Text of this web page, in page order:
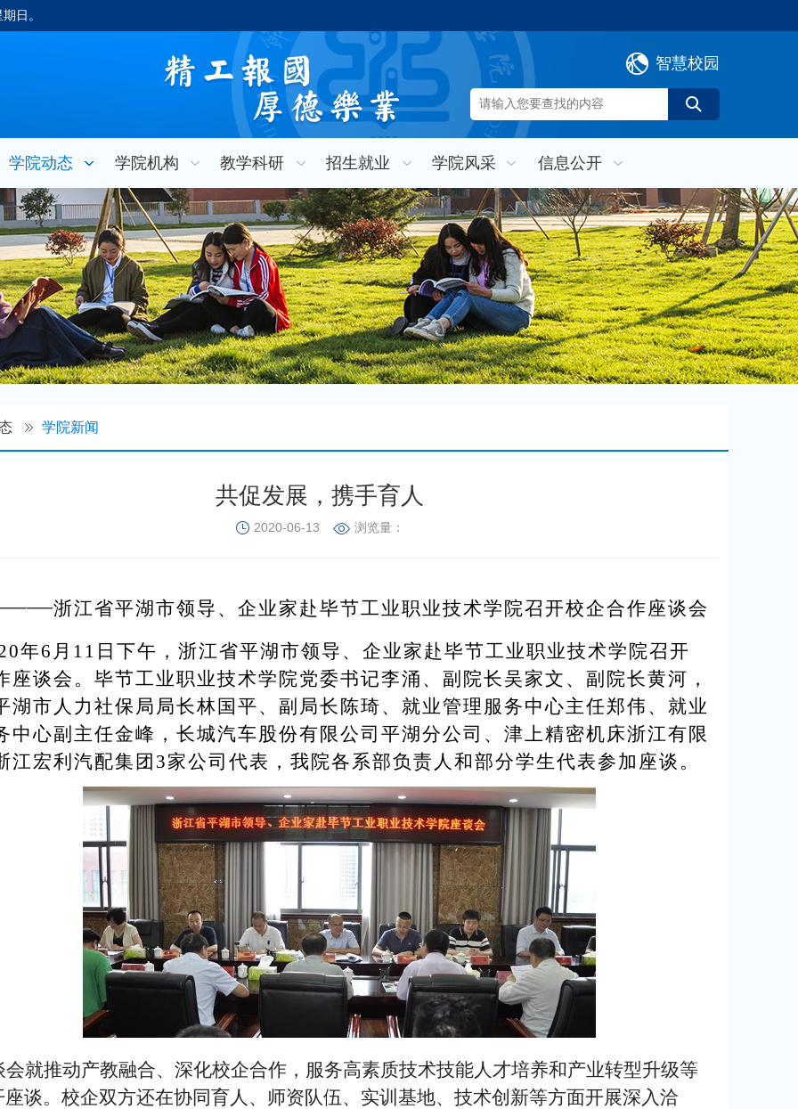
智慧校园
日。
学院动态 学院机构 教学科研 招生就业 学院风采 信息公开
学院新闻
共促发展，携手育人
2020-06-13 浏览量：
——浙江省平湖市领导、企业家赴毕节工业职业技术学院召开校企合作座谈会
年6 月 11 日下午，浙江省平湖市领导、企业家赴毕节工业职业技术学院召开
座谈会。毕节工业职业技术学院党委书记李涌、副院长吴家文、副院长黄河，
湖市人力社保局局长林国平、副局长陈琦、就业管理服务中心主任郑伟、就业
中心副主任金峰，长城汽车股份有限公司平湖分公司、津上精密机床浙江有限
江宏利汽配集团 3家公司代表，我院各系部负责人和部分学生代表参加座谈。
会就推动产教融合、深化校企合作，服务高素质技术技能人才培养和产业转型升级等
座谈。校企双方还在协同育人、师资队伍、实训基地、技术创新等方面开展深入洽